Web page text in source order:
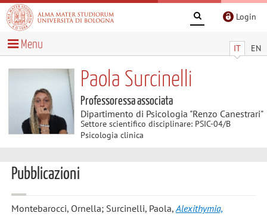
Login
IT EN
Menu
Paola Surcinelli
Professoressa associata
Dipartimento di Psicologia "Renzo Canestrari"
Settore scientifico disciplinare: PSIC-04/B
Psicologia clinica
Pubblicazioni
Montebarocci, Ornella; Surcinelli, Paola,Alexithymia,